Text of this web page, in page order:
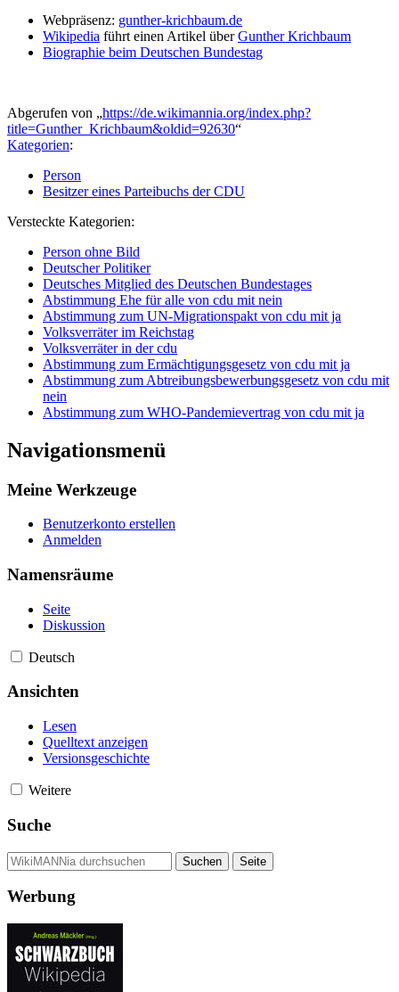
Webpräsenz: gunther-krichbaum.de
Wikipedia führt einen Artikel überGunther Krichbaum
Biographie beim Deutschen Bundestag
Abgerufen von „https://de.wikimannia.org/index.php?
title=Gunther_Krichbaum&oldid=92630“
Kategorien:
Person
Besitzer eines Parteibuchs der CDU
Versteckte Kategorien:
Person ohne Bild
Deutscher Politiker
Deutsches Mitglied des Deutschen Bundestages
Abstimmung Ehe für alle von cdu mit nein
Abstimmung zum UN-Migrationspakt von cdu mit ja
Volksverräter im Reichstag
Volksverräter in der cdu
Abstimmung zum Ermächtigungsgesetz von cdu mit ja
Abstimmung zum Abtreibungsbewerbungsgesetz von cdu mit
nein
Abstimmung zum WHO-Pandemievertrag von cdu mit ja
Navigationsmenü
Meine Werkzeuge
Benutzerkonto erstellen
Anmelden
Namensräume
Seite
Diskussion
Deutsch
Ansichten
Lesen
Quelltext anzeigen
Versionsgeschichte
Weitere
Suche
Werbung